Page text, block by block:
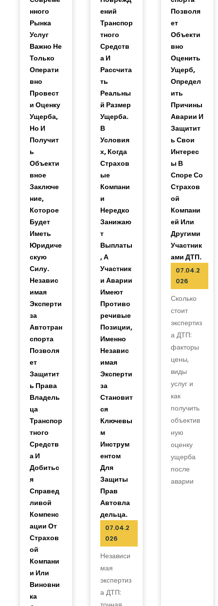
Нного
Рынка
Услуг
Важно Не
Только
Операти
Вно
Провест
И Оценку
Ущерба,
Но И
Получит
Ь
Объекти
Вное
Заключе
Ние,
Которое
Будет
Иметь
Юридиче
Скую
Силу.
Независ
Имая
Эксперти
За
Автотран
Спорта
Позволя
Ет
Защитит
Ь Права
Владель
Ца
Транспор
Тного
Средств
А И
Добитьс
Я
Справед
Ливой
Компенс
Ации От
Страхов
Ой
Компани
И Или
Виновни
Ка
Ений
Транспор
Тного
Средств
А И
Рассчита
Ть
Реальны
Й Размер
Ущерба.
В
Условия
Х, Когда
Страхов
Ые
Компани
И
Нередко
Занижаю
Т
Выплаты
, А
Участник
И Аварии
Имеют
Противо
Речивые
Позиции,
Именно
Независ
Имая
Эксперти
За
Становит
Ся
Ключевы
М
Инструм
Ентом
Для
Защиты
Прав
Автовла
Дельца.
07.04.2
026
Независи
мая
экспертиз
а ДТП:
Позволя
Ет
Объекти
Вно
Оценить
Ущерб,
Определ
Ить
Причины
Аварии И
Защитит
Ь Свои
Интерес
Ы В
Споре Со
Страхов
Ой
Компани
Ей Или
Другими
Участник
Ами ДТП.
07.04.2
026
Сколько
стоит
экспертиз
а ДТП:
факторы
цены,
виды
услуг и
как
получить
объектив
ную
оценку
ущерба
после
аварии